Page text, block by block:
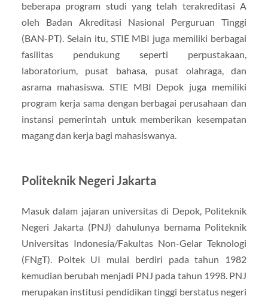
beberapa program studi yang telah terakreditasi A
oleh Badan Akreditasi Nasional Perguruan Tinggi
(BAN-PT). Selain itu, STIE MBI juga memiliki berbagai
fasilitas pendukung seperti perpustakaan,
laboratorium, pusat bahasa, pusat olahraga, dan
asrama mahasiswa. STIE MBI Depok juga memiliki
program kerja sama dengan berbagai perusahaan dan
instansi pemerintah untuk memberikan kesempatan
magang dan kerja bagi mahasiswanya.
Politeknik Negeri Jakarta
Masuk dalam jajaran universitas di Depok, Politeknik
Negeri Jakarta (PNJ) dahulunya bernama Politeknik
Universitas Indonesia/Fakultas Non-Gelar Teknologi
(FNgT). Poltek UI mulai berdiri pada tahun 1982
kemudian berubah menjadi PNJ pada tahun 1998. PNJ
merupakan institusi pendidikan tinggi berstatus negeri